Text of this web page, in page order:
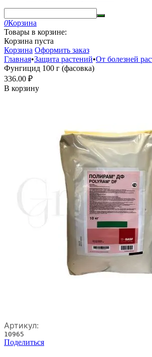
0Корзина
Товары в корзине:
Корзина пуста
Корзина Оформить заказ
Главная•Защита растений•От болезней
Фунгицид 100 г (фасовка)
336.00 ₽
В корзину
Артикул:
10965
Поделиться